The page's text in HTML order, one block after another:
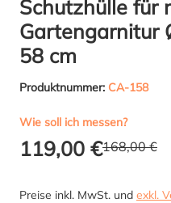
Schutzhülle für
Gartengarnitur
58 cm
Produktnummer: CA-158
Wie soll ich messen?
119,00 €168,00 €
Preise inkl. MwSt. und exkl.